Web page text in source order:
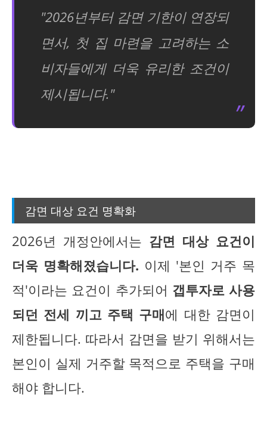
"2026년부터 감면 기한이 연장되
면서, 첫 집 마련을 고려하는 소
비자들에게 더욱 유리한 조건이
제시됩니다."
감면 대상 요건 명확화
2026년 개정안에서는 감면 대상 요건이
더욱 명확해졌습니다. 이제 '본인 거주 목
적'이라는 요건이 추가되어 갭투자로 사용
되던 전세 끼고 주택 구매에 대한 감면이
제한됩니다. 따라서 감면을 받기 위해서는
본인이 실제 거주할 목적으로 주택을 구매
해야 합니다.